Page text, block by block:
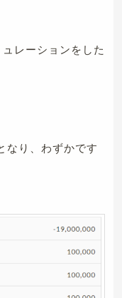
レーションをした
なり、わずかです